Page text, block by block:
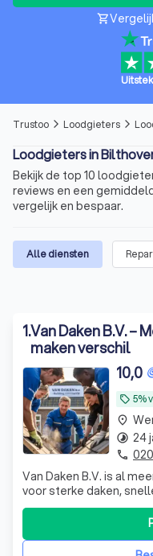
shopping_cart
Trustoo arrow_forward_ios Loodgieters arrow_forward_ios
Loodgieters in
Bekijk de top 10
reviews en een
vergelijk en bespaar.
Alle diensten
1.Van Daken B.V. –
maken verschil
local_offer 5%
10,0
Van Daken B.V. is al
voor sterke daken,
renovaties en geven bij
place
timelapse 24
phone